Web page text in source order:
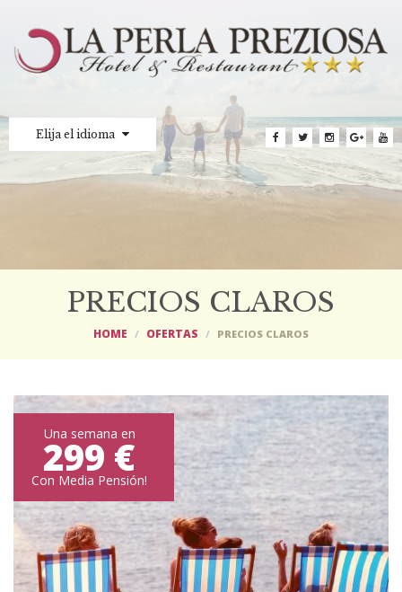
Elija el idioma
PRECIOS CLAROS
HOME OFERTAS PRECIOS CLAROS
Una semana en
299 €
Con Media Pensión!